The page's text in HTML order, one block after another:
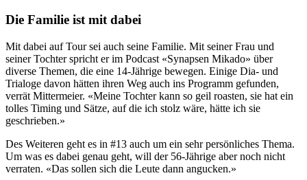
Die Familie ist mit dabei
Mit dabei auf Tour sei auch seine Familie. Mit seiner Frau und
seiner Tochter spricht er im Podcast «Synapsen Mikado» über
diverse Themen, die eine 14-Jährige bewegen. Einige Dia- und
Trialoge davon hätten ihren Weg auch ins Programm gefunden,
verrät Mittermeier. «Meine Tochter kann so geil roasten, sie hat ein
tolles Timing und Sätze, auf die ich stolz wäre, hätte ich sie
geschrieben.»
Des Weiteren geht es in #13 auch um ein sehr persönliches Thema.
Um was es dabei genau geht, will der 56-Jährige aber noch nicht
verraten. «Das sollen sich die Leute dann angucken.»